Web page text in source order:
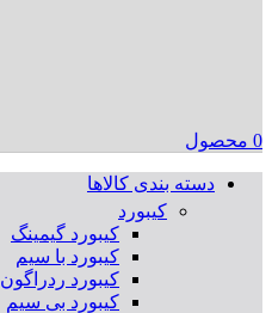
0 محصول
دسته بندی کالاها
کیبورد
کیبورد گیمینگ
کیبورد با سیم
کیبورد ردراگون
کیبورد بی سیم